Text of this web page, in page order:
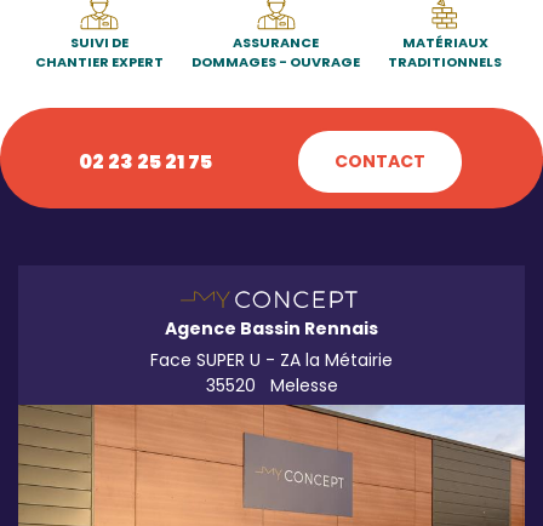
SUIVI DE
CHANTIER EXPERT
ASSURANCE
DOMMAGES - OUVRAGE
MATÉRIAUX
TRADITIONNELS
02 23 25 21 75 CONTACT
Agence Bassin Rennais
Face SUPER U - ZA la Métairie
35520
Melesse